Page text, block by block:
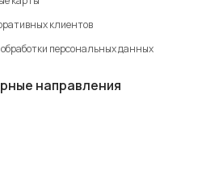
клиентов
персональных данных
направления